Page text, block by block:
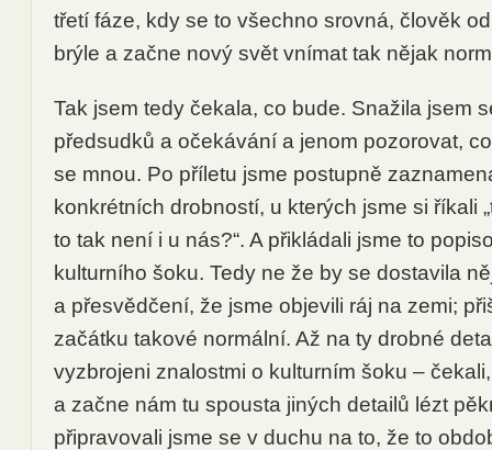
třetí fáze, kdy se to všechno srovná, člověk
brýle a začne nový svět vnímat tak nějak
Tak jsem tedy čekala, co bude. Snažila jsem
předsudků a očekávání a jenom pozorovat,
se mnou. Po příletu jsme postupně
konkrétních drobností, u kterých jsme si říkali
to tak není i u nás?“. A přikládali jsme to
kulturního šoku. Tedy ne že by se dostavila
a přesvědčení, že jsme objevili ráj na zemi;
začátku takové normální. Až na ty drobné
vyzbrojeni znalostmi o kulturním šoku –
a začne nám tu spousta jiných detailů lézt
připravovali jsme se v duchu na to, že to